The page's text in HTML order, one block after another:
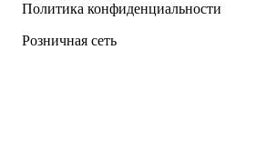
Политика конфиденциальности
Розничная сеть